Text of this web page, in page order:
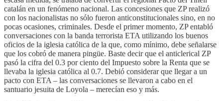
catalán en un fenómeno nacional. Las concesiones que ZP realizó
con los nacionalistas no sólo fueron anticonstitucionales sino, en no
pocas ocasiones, criminales. Desde el primer momento, ZP entabló
conversaciones con la banda terrorista ETA utilizando los buenos
oficios de la iglesia católica de la que, como mínimo, debe señalarse
que los cobró de manera pingüe. Baste decir que el anticlerical ZP
pasó la cifra del 0.3 por ciento del Impuesto sobre la Renta que se
llevaba la iglesia católica al 0.7. Debió considerar que llegar a un
pacto con ETA – las conversaciones se llevaron a cabo en el
santuario jesuita de Loyola – merecían eso y más.